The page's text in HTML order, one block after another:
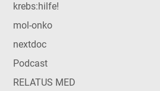
krebs:hilfe!
mol-onko
nextdoc
Podcast
RELATUS MED